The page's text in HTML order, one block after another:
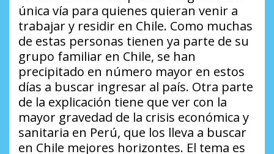
única vía para quienes quieran venir a
trabajar y residir en Chile. Como muchas
de estas personas tienen ya parte de su
grupo familiar en Chile, se han
precipitado en número mayor en estos
días a buscar ingresar al país. Otra parte
de la explicación tiene que ver con la
mayor gravedad de la crisis económica y
sanitaria en Perú, que los lleva a buscar
en Chile mejores horizontes. El tema es